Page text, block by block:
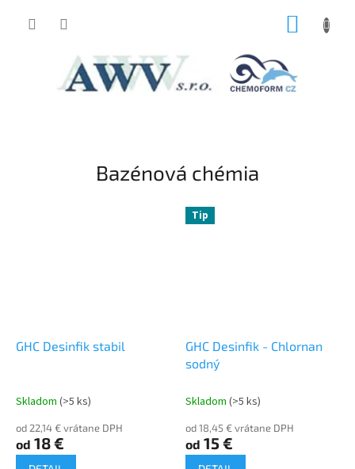
š
m
b
c
Bazénová chémia
GHC Desinfik stabil
Skladom (>5 ks)
od 22,14 € vrátane DPH
od 18 €
Tip
GHC Desinfik - Chlornan
sodný
Skladom (>5 ks)
od 18,45 € vrátane DPH
od 15 €